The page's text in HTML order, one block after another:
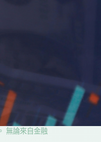
自金融、科技、教育、影像